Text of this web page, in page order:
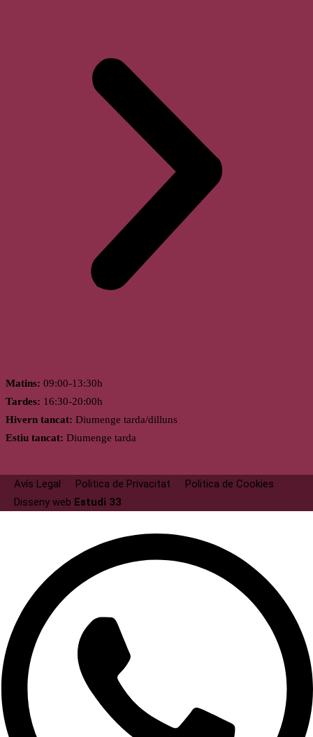
Matins: 09:00-13:30h
Tardes: 16:30-20:00h
Hivern tancat: Diumenge tarda/dilluns
Estiu tancat: Diumenge tarda
Avís Legal Politica de Privacitat
Politica de Cookies
Disseny web Estudi 33